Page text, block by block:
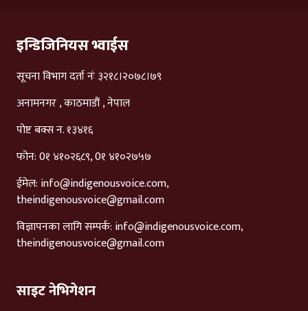
इन्डिजिनियस भ्वाईस
सूचना विभाग दर्ता नंः ३२१८।२०७८।७९
अनामनगर , काठमाडौं , नेपाल
पोष्ट बक्स न. १३४१६
फोन: 0१ ४१०२६८९, 0१ ४१०२७५७
ईमेल: info@indigenousvoice.com,
theindigenousvoice@gmail.com
विज्ञापनका लागि सम्पर्क: info@indigenousvoice.com,
theindigenousvoice@gmail.com
साइट नेभिगेशन